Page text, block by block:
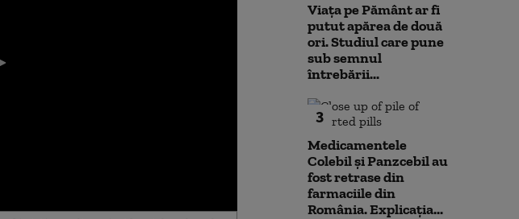
Viața pe Pământ ar fi
putut apărea de două
ori. Studiul care pune
sub semnul
întrebării...
3
Medicamentele
Colebil și Panzcebil au
fost retrase din
farmaciile din
România. Explicația...